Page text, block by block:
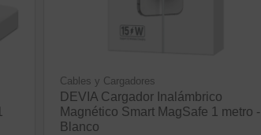
Cables y Cargadores
DEVIA Cargador Inalámbrico
Magnético Smart MagSafe 1 metro -
Blanco